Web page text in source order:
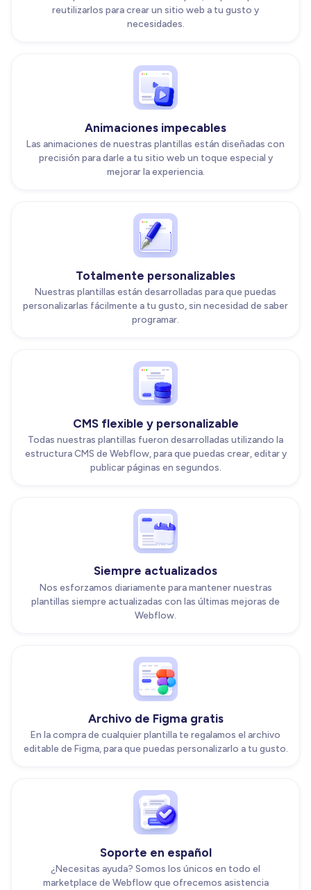
reutilizarlos para crear un sitio web a tu gusto y
necesidades.
Animaciones impecables
Las animaciones de nuestras plantillas están diseñadas con
precisión para darle a tu sitio web un toque especial y
mejorar la experiencia.
Totalmente personalizables
Nuestras plantillas están desarrolladas para que puedas
personalizarlas fácilmente a tu gusto, sin necesidad de saber
programar.
CMS flexible y personalizable
Todas nuestras plantillas fueron desarrolladas utilizando la
estructura CMS de Webflow, para que puedas crear, editar y
publicar páginas en segundos.
Siempre actualizados
Nos esforzamos diariamente para mantener nuestras
plantillas siempre actualizadas con las últimas mejoras de
Webflow.
Archivo de Figma gratis
En la compra de cualquier plantilla te regalamos el archivo
editable de Figma, para que puedas personalizarlo a tu gusto.
Soporte en español
¿Necesitas ayuda? Somos los únicos en todo el
marketplace de Webflow que ofrecemos asistencia